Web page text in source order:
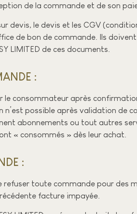
de la commande et de son
devis, le devis et les CGV
de bon de commande. Ils
LIMITED de ces documents.
:​
consommateur après
n’est possible après validation de
abonnements ou tout autres
« consommés » dès leur achat.
:​
refuser toute commande pour
facture impayée.